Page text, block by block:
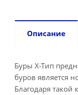
Описание
Буры X-Tип
буров является
Благодаря такой